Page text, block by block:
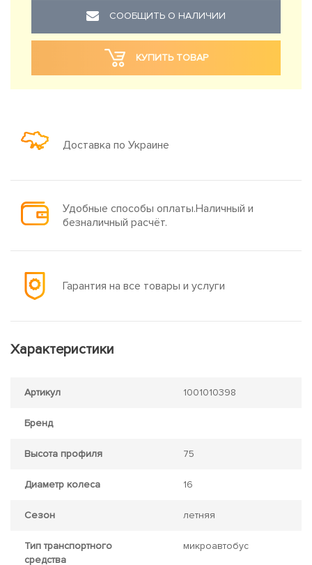
СООБЩИТЬ О НАЛИЧИИ
КУПИТЬ ТОВАР
Доставка по Украине
Удобные способы оплаты.Наличный и
безналичный расчёт.
Гарантия на все товары и услуги
Характеристики
Артикул 1001010398
Бренд
Высота профиля 75
Диаметр колеса 16
Сезон летняя
Тип транспортного
средства
микроавтобус